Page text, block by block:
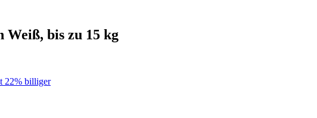
bis zu 15 kg